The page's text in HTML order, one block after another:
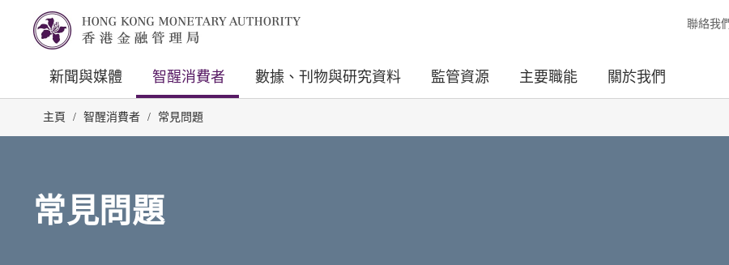
聯絡我
新聞與媒體 智醒消費者 數據、刊物與研究資料 監管資源 主要職能 關於我們
主頁 / 智醒消費者 / 常見問題
常見問題